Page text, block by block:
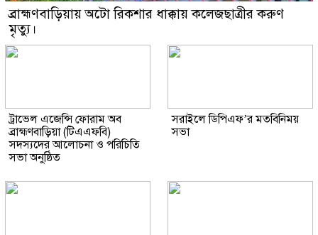
ব্রাহ্মণবাড়িয়ায় অটো রিকশার ধাক্কায় কলেজছাত্রীর করুণ
মৃত্যু।
ট্রাভেল এজেন্সি ফোরাম অব
ব্রাহ্মণবাড়িয়া (টিএএফবি)
সদস্যদের আলোচনা ও পরিচিতি
সভা অনুষ্ঠিত
সরাইলে ডিপিএফ’র মতবিনিময়
সভা